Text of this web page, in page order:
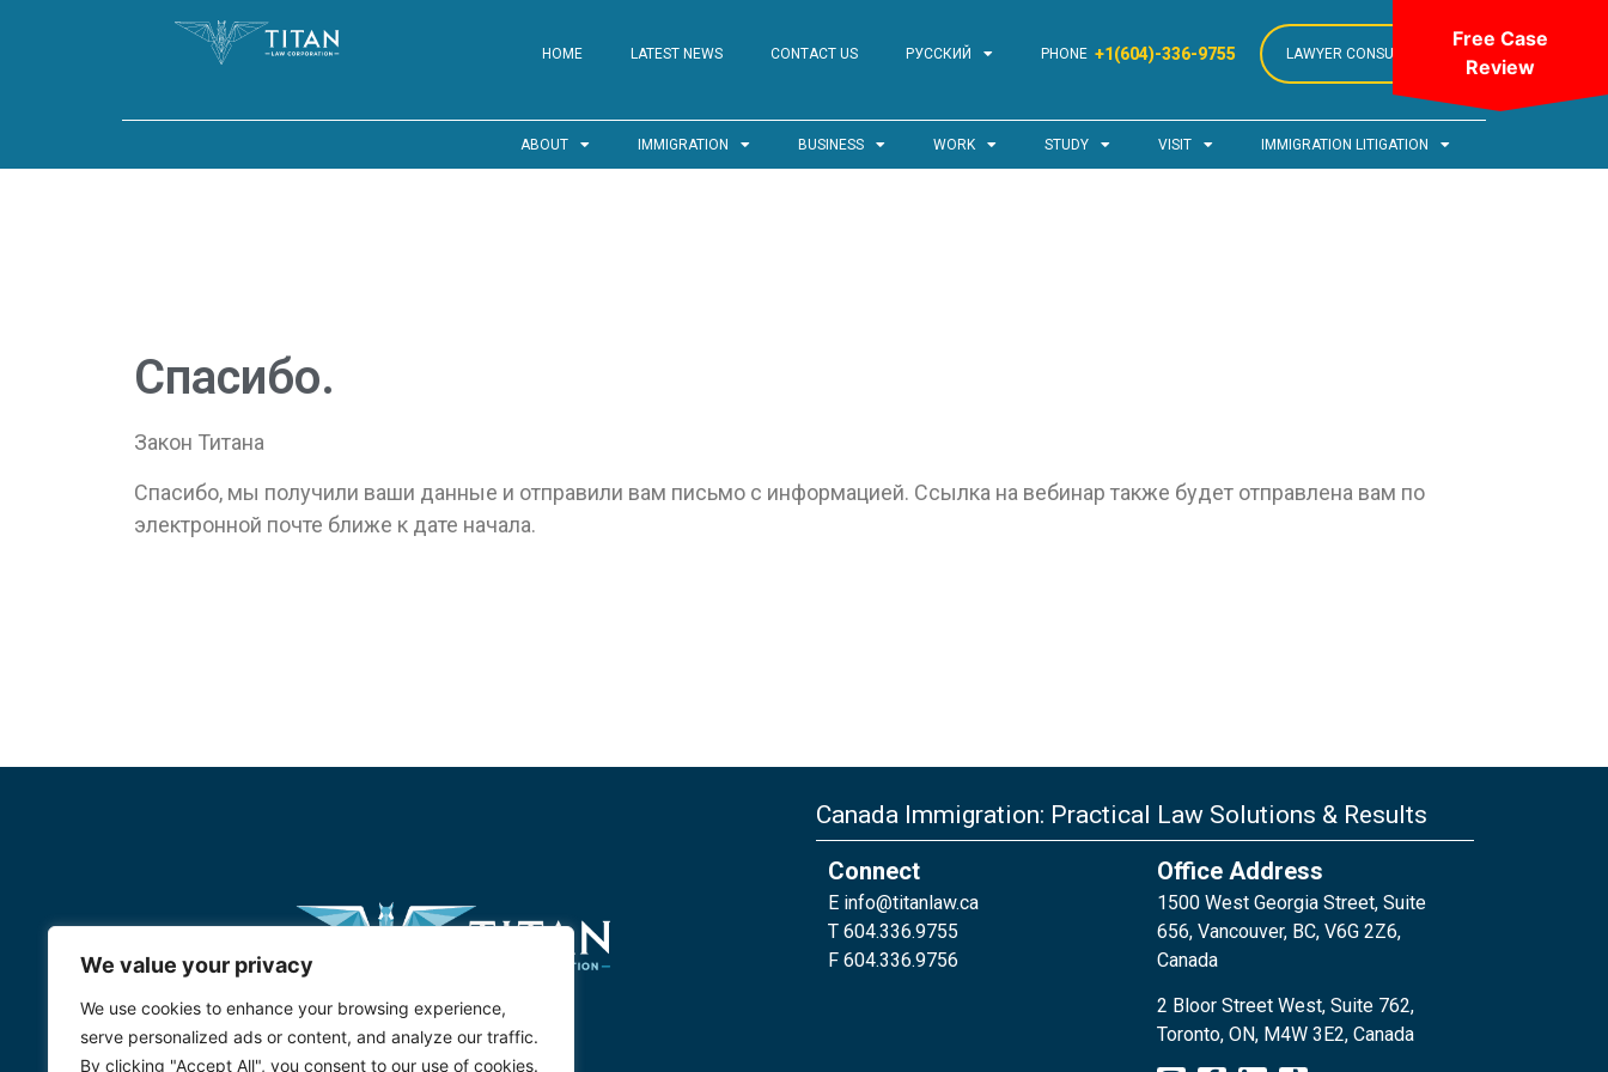
We value your privacy
We use cookies to enhance your browsing experience,
serve personalized ads or content, and analyze our traffic.
By clicking "Accept All", you consent to our use of cookies.
HOME LATEST NEWS CONTACT US РУССКИЙ PHONE +1(604)-336-9755 LAWYER CONSULTATION
ABOUT IMMIGRATION BUSINESS WORK STUDY VISIT IMMIGRATION LITIGATION
Спасибо.
Закон Титана
Спасибо, мы получили ваши данные и отправили вам письмо с информацией. Ссылка на вебинар также будет отправлена вам по
электронной почте ближе к дате начала.
Canada Immigration: Practical Law Solutions & Results
Connect
E info@titanlaw.ca
T 604.336.9755
F 604.336.9756
Office Address
1500 West Georgia Street, Suite
656, Vancouver, BC, V6G 2Z6,
Canada
2 Bloor Street West, Suite 762,
Toronto, ON, M4W 3E2, Canada
Free Case
Review